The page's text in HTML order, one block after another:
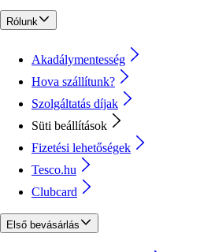
Rólunk
Akadálymentesség
Hova szállítunk?
Szolgáltatás díjak
Süti beállítások
Fizetési lehetőségek
Tesco.hu
Clubcard
Első bevásárlás